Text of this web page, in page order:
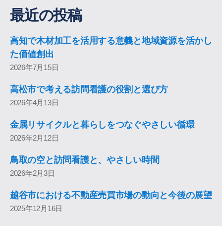
最近の投稿
高知で木材加工を活用する意義と地域資源を活かし
た価値創出
2026年7月15日
高松市で考える訪問看護の役割と選び方
2026年4月13日
金属リサイクルと暮らしをつなぐやさしい循環
2026年2月12日
鳥取の空と訪問看護と、やさしい時間
2026年2月3日
越谷市における不動産売買市場の動向と今後の展望
2025年12月16日